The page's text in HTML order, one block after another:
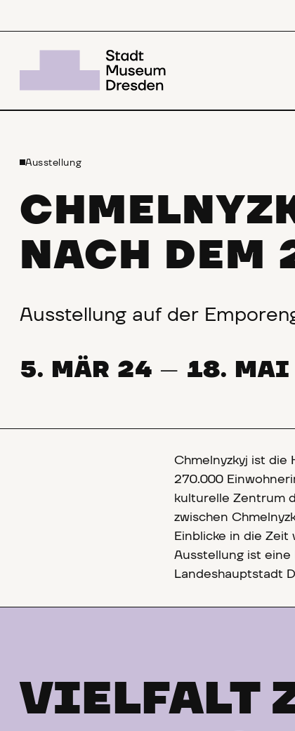
Ausstellung
NACH
Ausstellung auf der
5. MÄR 24 — 18. MAI
Chmelnyzkyj ist die
270.000
kulturelle Zentrum
zwischen
Einblicke in die
Ausstellung ist eine
Landeshauptstadt
VIELFALT